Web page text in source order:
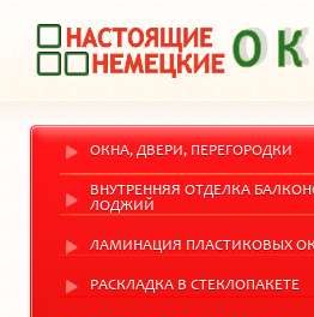
ОКНА, ДВЕРИ, ПЕРЕГОРОДКИ
ВНУТРЕННЯЯ ОТДЕЛКА
ЛОДЖИЙ
ЛАМИНАЦИЯ ПЛАСТИКОВЫХ
РАСКЛАДКА В СТЕКЛОПАКЕТЕ